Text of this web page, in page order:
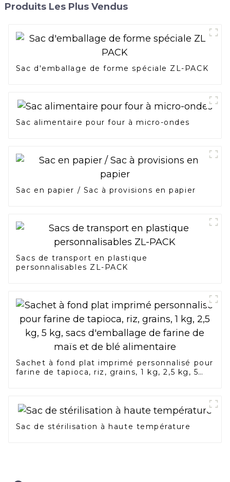
Produits Les Plus Vendus
Sac d'emballage de forme spéciale ZL-PACK
Sac alimentaire pour four à micro-ondes
Sac en papier / Sac à provisions en papier
Sacs de transport en plastique
personnalisables ZL-PACK
Sachet à fond plat imprimé personnalisé pour
farine de tapioca, riz, grains, 1 kg, 2,5 kg, 5
Sac de stérilisation à haute température